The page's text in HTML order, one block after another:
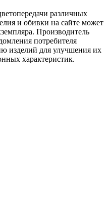
различных
и обивки на сайте может
Производитель
потребителя
изделий для улучшения их
характеристик.